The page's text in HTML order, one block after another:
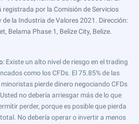
registrada por la Comisión de Servicios
de la Industria de Valores 2021. Dirección:
Belama Phase 1, Belize City, Belize.
: Existe un alto nivel de riesgo en el trading
como los CFDs. El 75.85% de las
pierde dinero negociando CFDs
no debería arriesgar más de lo que
perder, porque es posible que pierda
No debería operar o invertir a menos